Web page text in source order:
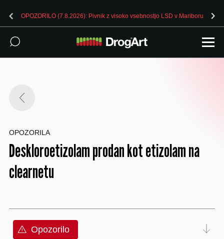
OPOZORILO (7.8.2026): Pivnik z visoko vsebnostjo LSD v Mariboru
OPOZORILA
Deskloroetizolam prodan kot etizolam na
clearnetu
Opozorilo